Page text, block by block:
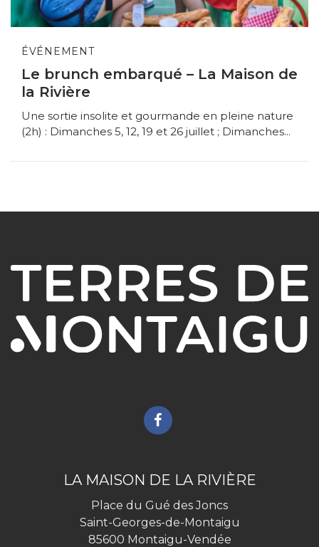
ÉVÉNEMENT
Le brunch embarqué – La Maison de
la Rivière
Une sortie insolite et gourmande en pleine nature
(2h) : Dimanches 5, 12, 19 et 26 juillet ; Dimanches...
Lien
compte
Facebook
LA MAISON DE LA RIVIÈRE
Place du Gué des Joncs
Saint-Georges-de-Montaigu
85600 Montaigu-Vendée